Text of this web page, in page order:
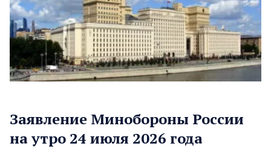
Заявление Минобороны России
на утро 24 июля 2026 года